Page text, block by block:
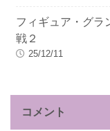
フィギュア・グラ
戦２
25/12/11
コメント